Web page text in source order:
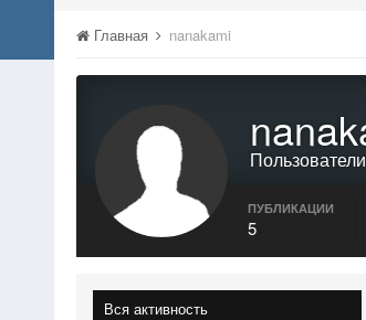
Главная nanakami
Пользователи
ПУБЛИКАЦИИ
5
Вся активность